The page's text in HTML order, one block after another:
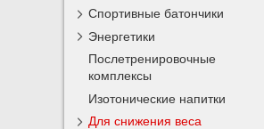
Спортивные батончики
Энергетики
Послетренировочные
комплексы
Изотонические напитки
Для снижения веса